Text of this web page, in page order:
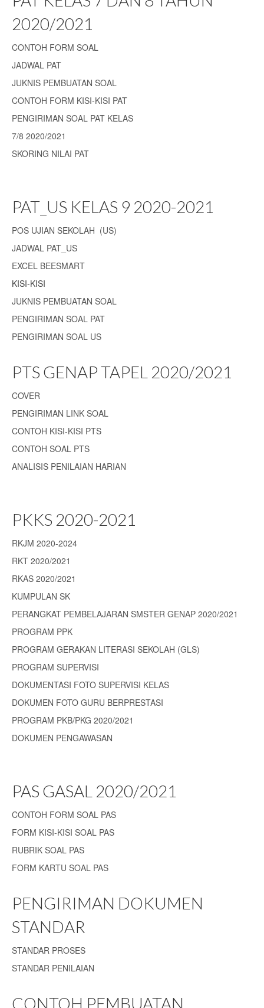
2020/2021
CONTOH FORM SOAL
JADWAL PAT
JUKNIS PEMBUATAN SOAL
CONTOH FORM KISI-KISI PAT
PENGIRIMAN SOAL PAT KELAS
7/8 2020/2021
SKORING NILAI PAT
PAT_US KELAS 9 2020-2021
POS UJIAN SEKOLAH (US)
JADWAL PAT_US
EXCEL BEESMART
KISI-KISI
JUKNIS PEMBUATAN SOAL
PENGIRIMAN SOAL PAT
PENGIRIMAN SOAL US
PTS GENAP TAPEL 2020/2021
COVER
PENGIRIMAN LINK SOAL
CONTOH KISI-KISI PTS
CONTOH SOAL PTS
ANALISIS PENILAIAN HARIAN
PKKS 2020-2021
RKJM 2020-2024
RKT 2020/2021
RKAS 2020/2021
KUMPULAN SK
PERANGKAT PEMBELAJARAN SMSTER GENAP 2020/2021
PROGRAM PPK
PROGRAM GERAKAN LITERASI SEKOLAH (GLS)
PROGRAM SUPERVISI
DOKUMENTASI FOTO SUPERVISI KELAS
DOKUMEN FOTO GURU BERPRESTASI
PROGRAM PKB/PKG 2020/2021
DOKUMEN PENGAWASAN
PAS GASAL 2020/2021
CONTOH FORM SOAL PAS
FORM KISI-KISI SOAL PAS
RUBRIK SOAL PAS
FORM KARTU SOAL PAS
PENGIRIMAN DOKUMEN
STANDAR
STANDAR PROSES
STANDAR PENILAIAN
CONTOH PEMBUATAN